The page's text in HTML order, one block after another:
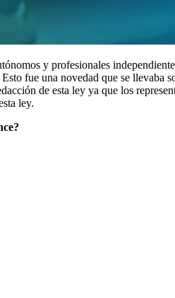
y profesionales
fue una novedad que se
de esta ley ya que los
ley.